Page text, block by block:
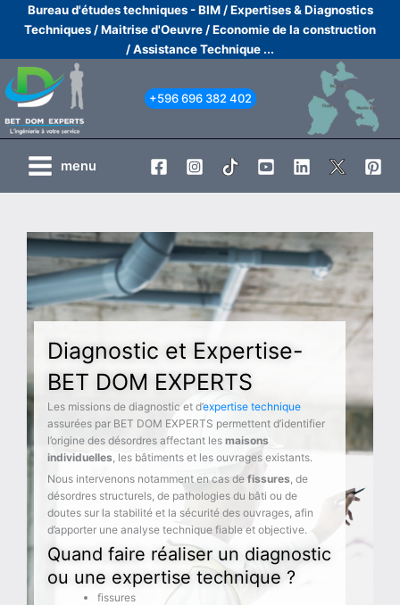
Bureau d'études techniques - BIM /Expertises & Diagnostics
Techniques /Maitrise d'Oeuvre /Economie de la construction
/Assistance Technique ...
+596 696 382 402
menu
Diagnostic et Expertise-
BET DOM EXPERTS
Les missions de diagnostic et d’expertise technique
assurées par BET DOM EXPERTS permettent d’identifier
l’origine des désordres affectant lesmaisons
individuelles , les bâtiments et les ouvrages existants.
Nous intervenons notamment en cas defissures , de
désordres structurels, de pathologies du bâti ou de
doutes sur la stabilité et la sécurité des ouvrages, afin
d’apporter une analyse technique fiable et objective.
Quand faire réaliser un diagnostic
ou une expertise technique ?
fissures